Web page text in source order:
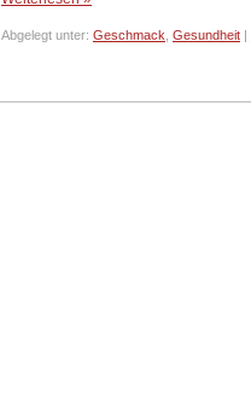
Abgelegt unter: Geschmack Gesundheit |